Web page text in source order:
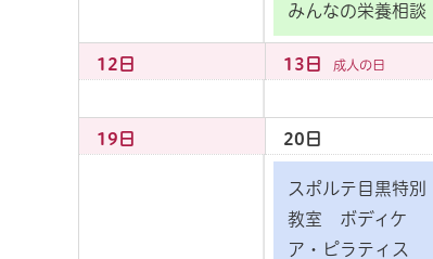
みんなの栄養相談
12日 13日 成人の日
19日 20日
スポルテ目黒特別
教室 ボディケ
ア・ピラティス